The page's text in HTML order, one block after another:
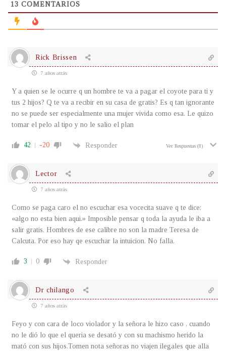
13 COMENTARIOS
Rick Brissen
7 años atrás
Y a quien se le ocurre q un hombre te va a pagar el coyote para ti y
tus 2 hijos? Q te va a recibir en su casa de gratis? Es q tan ignorante
no se puede ser especialmente una mujer vivida como esa. Le quizo
tomar el pelo al tipo y no le salio el plan
42 -20 Responder Ver Respuestas (8)
Lector
7 años atrás
Como se paga caro el no escuchar esa vocecita suave q te dice:
«algo no esta bien aqui.» Imposible pensar q toda la ayuda le iba a
salir gratis. Hombres de ese calibre no son la madre Teresa de
Calcuta. Por eso hay qe escuchar la intuicion. No falla.
3 0 Responder
Dr chilango
7 años atrás
Feyo y con cara de loco violador y la señora le hizo caso , cuando
no le dió lo que el queria se desató y con su machismo herido la
mató con sus hijos.Tomen nota señoras no viajen ilegales que alla